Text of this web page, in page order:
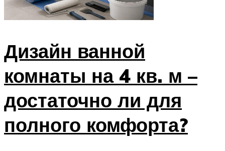
Дизайн ванной
комнаты на 4 кв. м –
достаточно ли для
полного комфорта?